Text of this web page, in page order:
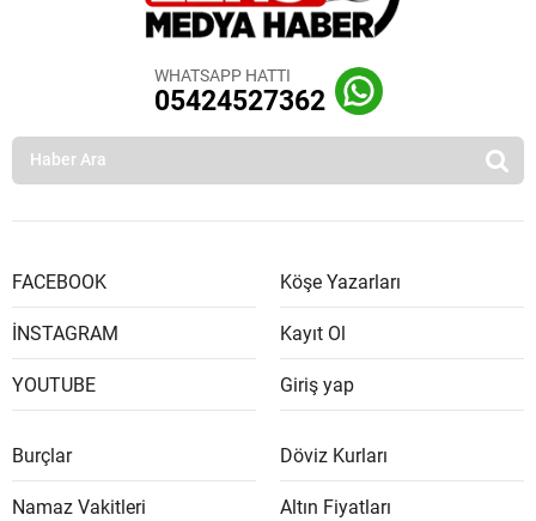
WHATSAPP HATTI
05424527362
FACEBOOK
İNSTAGRAM
YOUTUBE
Köşe Yazarları
Kayıt Ol
Giriş yap
Burçlar
Namaz Vakitleri
Döviz Kurları
Altın Fiyatları